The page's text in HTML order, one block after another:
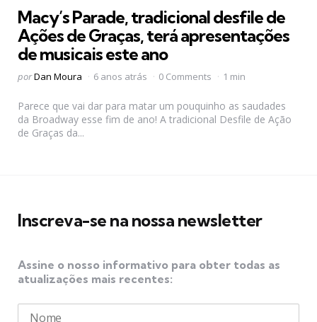
Macy’s Parade, tradicional desfile de
Ações de Graças, terá apresentações
de musicais este ano
Postado
porDan Moura 6 anos atrás 0 Comments 1 min
Parece que vai dar para matar um pouquinho as saudades
da Broadway esse fim de ano! A tradicional Desfile de Ação
de Graças da...
Inscreva-se na nossa newsletter
Assine o nosso informativo para obter todas as
atualizações mais recentes: